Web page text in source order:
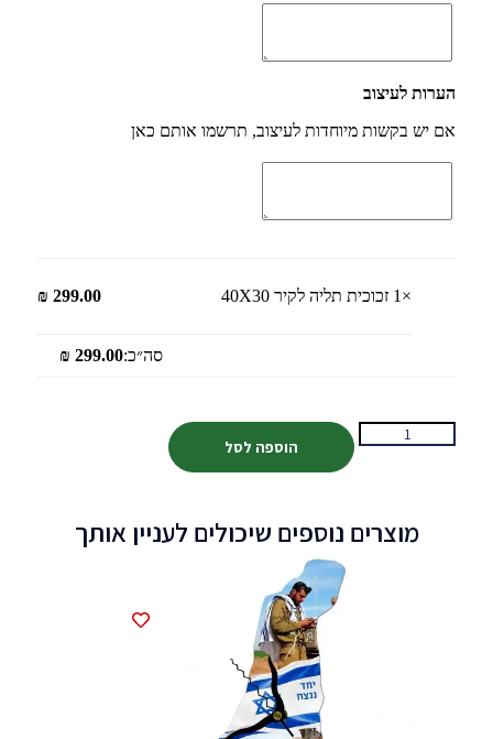
הערות לעיצוב
אם יש בקשות מיוחדות לעיצוב, תרשמו אותם כאן
×1 זכוכית תליה לקיר 40X30 ₪ 299.00
סה״כ: ₪ 299.00
הוספה לסל
מוצרים נוספים שיכולים לעניין אותך